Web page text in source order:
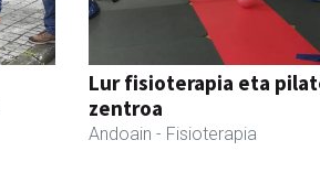
Lur fisioterapia eta
zentroa
Andoain - Fisioterapia